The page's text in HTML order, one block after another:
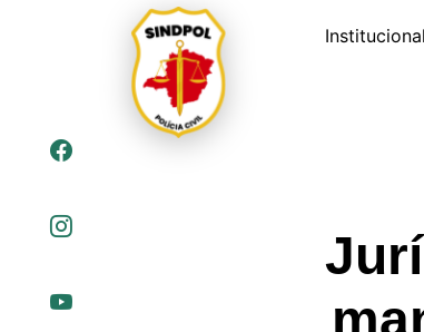
Institucional